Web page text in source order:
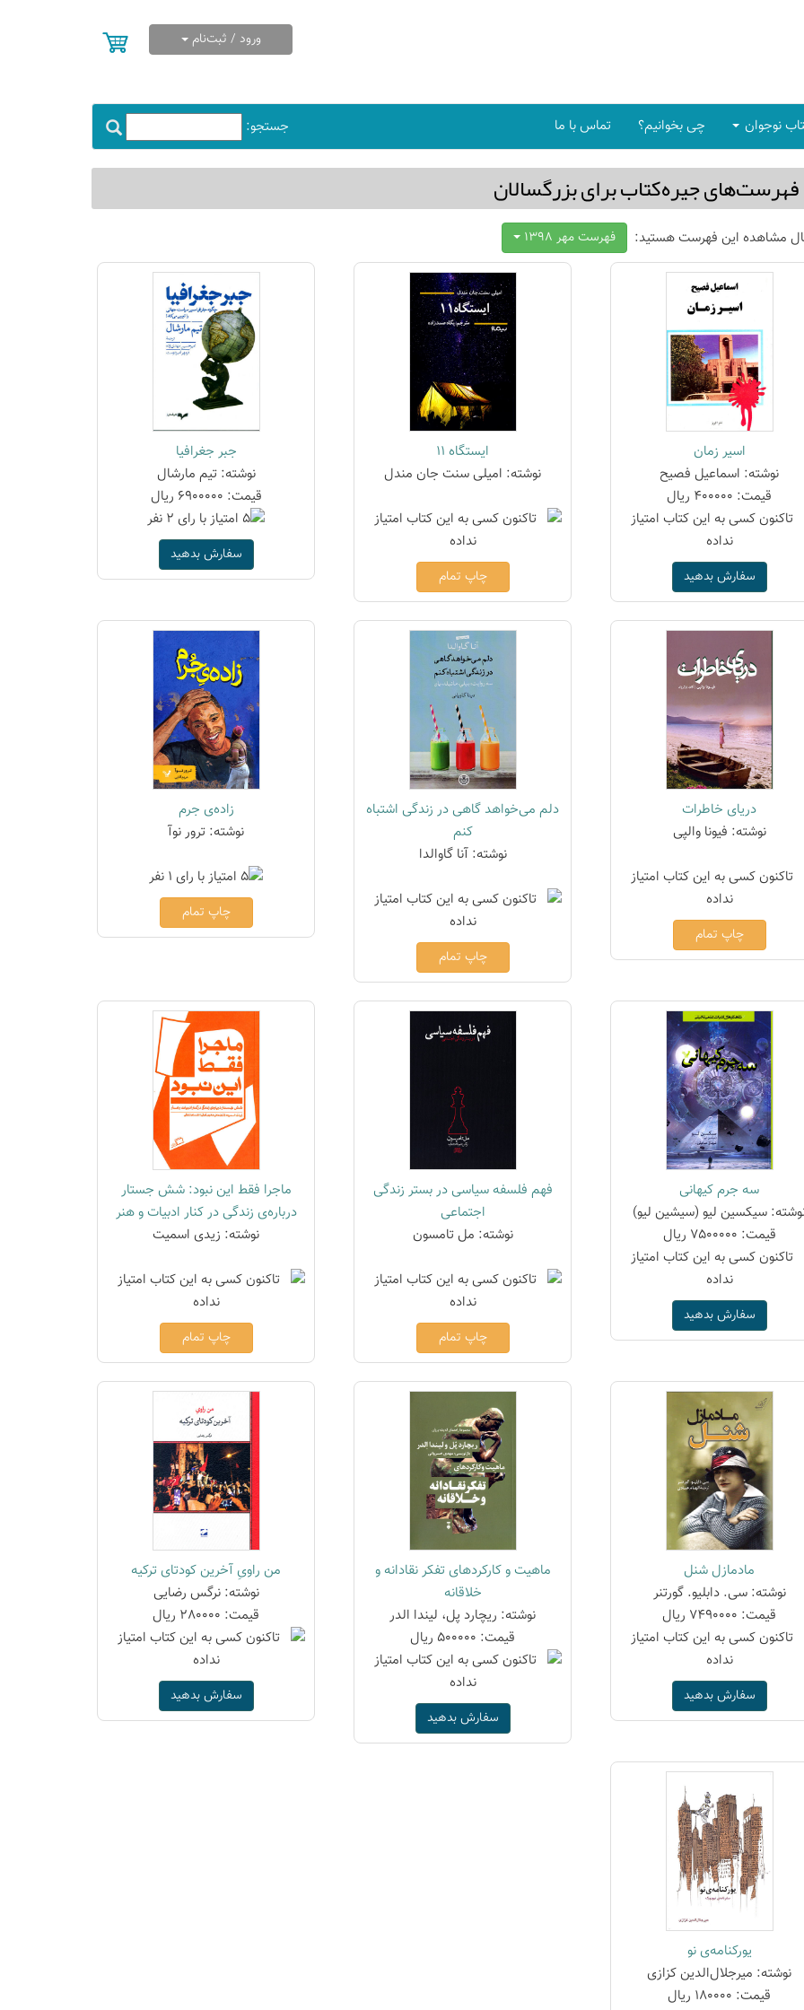
ورود / ثبت‌نام
جستجو: نوجوان چی بخوانیم؟ تماس با ما
فهرست‌های جیره‌كتاب برای بزرگسالان
مشاهده این فهرست هستید: فهرست مهر 1398
اسیر زمان
نوشته: اسماعیل فصیح
قیمت: 400000 ریال
سفارش بدهید
ایستگاه 11
نوشته: امیلی سنت جان مندل
چاپ تمام
جبر جغرافیا
نوشته: تیم مارشال
قیمت: 6900000 ریال
سفارش بدهید
دریای خاطرات
نوشته: فیونا والپی
چاپ تمام
دلم می‌خواهد گاهی در زندگی اشتباه
کنم
نوشته: آنا گاوالدا
چاپ تمام
زاده‌ی جرم
نوشته: ترور نوآ
چاپ تمام
سه جرم کیهانی
سیکسین لیو (سیشین لیو)
قیمت: 7500000 ریال
سفارش بدهید
فهم فلسفه سیاسی در بستر زندگی
اجتماعی
نوشته: مل تامسون
چاپ تمام
ماجرا فقط این نبود: شش جستار
درباره‌ی زندگی در کنار ادبیات و هنر
نوشته: زیدی اسمیت
چاپ تمام
مادمازل شنل
نوشته: سی. دابلیو. گورتنر
قیمت: 7490000 ریال
سفارش بدهید
ماهیت و کارکردهای تفکر نقادانه و
خلاقانه
نوشته: ریچارد پل، لیندا الدر
قیمت: 500000 ریال
سفارش بدهید
من راویِ آخرین کودتای ترکیه
نوشته: نرگس رضایی
قیمت: 280000 ریال
سفارش بدهید
یورکنامه‌ی نو
نوشته: میرجلال‌الدین کزازی
قیمت: 180000 ریال